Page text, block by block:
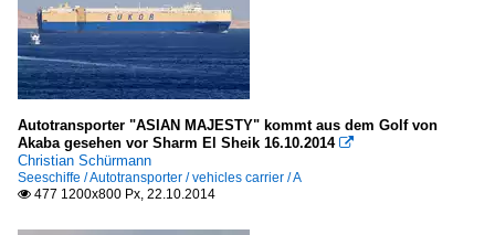
Autotransporter "ASIAN MAJESTY" kommt aus dem Golf von
Akaba gesehen vor Sharm El Sheik 16.10.2014 
Christian Schürmann
Seeschiffe / Autotransporter / vehicles carrier / A
 477 1200x800 Px, 22.10.2014